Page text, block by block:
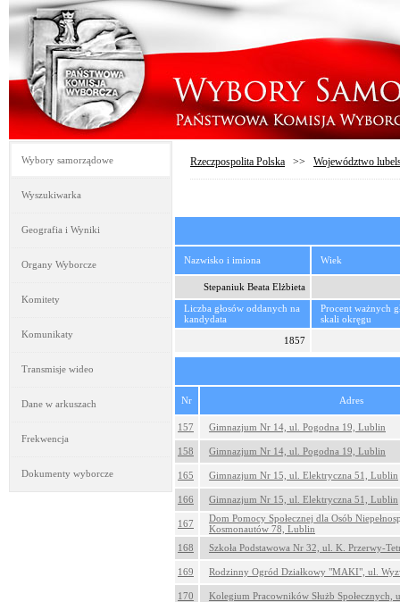
Wybory samorządowe
Wyszukiwarka
Geografia i Wyniki
Organy Wyborcze
Komitety
Komunikaty
Transmisje wideo
Dane w arkuszach
Frekwencja
Dokumenty wyborcze
Rzeczpospolita Polska >> Województwo
Nazwisko i imiona Wiek
Stepaniuk Beata Elżbieta
Liczba głosów oddanych na
kandydata
Procent ważnych
skali okręgu
1857
Nr Adres
157 Gimnazjum Nr 14, ul. Pogodna 19, Lublin
158 Gimnazjum Nr 14, ul. Pogodna 19, Lublin
165 Gimnazjum Nr 15, ul. Elektryczna 51, Lublin
166 Gimnazjum Nr 15, ul. Elektryczna 51, Lublin
167
Dom Pomocy Społecznej dla Osób
Kosmonautów 78, Lublin
168
Szkoła Podstawowa Nr 32, ul. K. Przerwy-
169 Rodzinny Ogród Działkowy "MAKI", ul.
170 Kolegium Pracowników Służb Społecznych,